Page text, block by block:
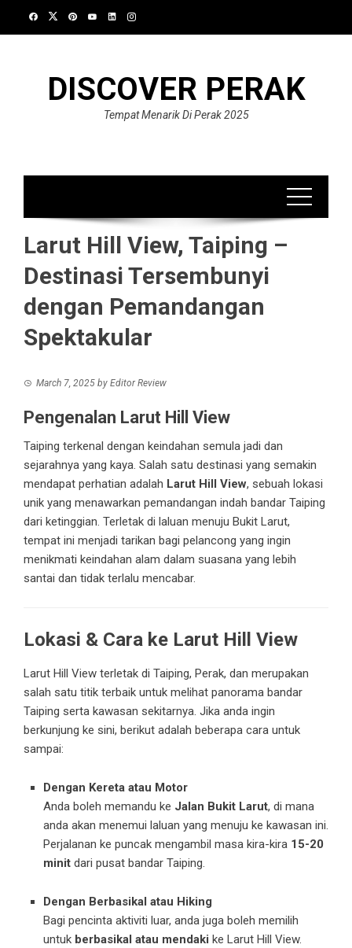
DISCOVER PERAK
Tempat Menarik Di Perak 2025
Larut Hill View, Taiping –
Destinasi Tersembunyi
dengan Pemandangan
Spektakular
March 7, 2025 by Editor Review
Pengenalan Larut Hill View
Taiping terkenal dengan keindahan semula jadi dan
sejarahnya yang kaya. Salah satu destinasi yang semakin
mendapat perhatian adalah Larut Hill View, sebuah lokasi
unik yang menawarkan pemandangan indah bandar Taiping
dari ketinggian. Terletak di laluan menuju Bukit Larut,
tempat ini menjadi tarikan bagi pelancong yang ingin
menikmati keindahan alam dalam suasana yang lebih
santai dan tidak terlalu mencabar.
Lokasi & Cara ke Larut Hill View
Larut Hill View terletak di Taiping, Perak, dan merupakan
salah satu titik terbaik untuk melihat panorama bandar
Taiping serta kawasan sekitarnya. Jika anda ingin
berkunjung ke sini, berikut adalah beberapa cara untuk
sampai:
Dengan Kereta atau Motor
Anda boleh memandu ke Jalan Bukit Larut, di mana
anda akan menemui laluan yang menuju ke kawasan ini.
Perjalanan ke puncak mengambil masa kira-kira 15-20
minit dari pusat bandar Taiping.
Dengan Berbasikal atau Hiking
Bagi pencinta aktiviti luar, anda juga boleh memilih
untuk berbasikal atau mendaki ke Larut Hill View.